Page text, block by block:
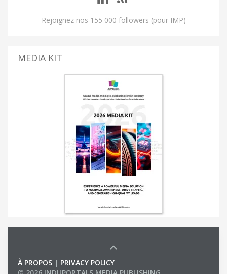
Rejoignez nos 155 000 followers (pour IMP)
MEDIA KIT
À PROPOS | PRIVACY POLICY